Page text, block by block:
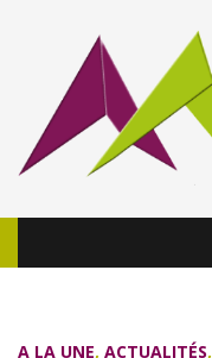
A LA UNE, ACTUALITÉS,